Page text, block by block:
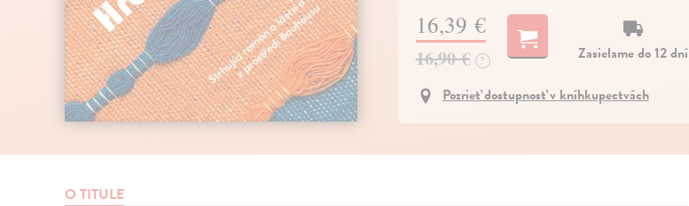
16,39 €
16,90 € ?
Zasielame do 12 dní
Pozrieť dostupnosť v kníhkupectvách
O TITULE